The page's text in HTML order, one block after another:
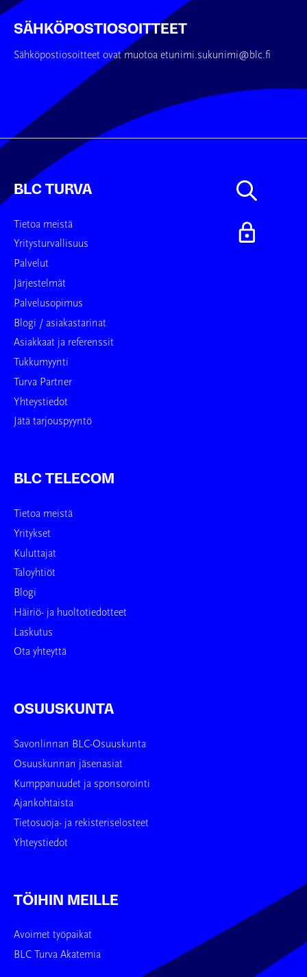
SÄHKÖPOSTIOSOITTEET
Sähköpostiosoitteet ovat muotoa etunimi.sukunimi@blc.fi
BLC TURVA
Tietoa meistä
Yritysturvallisuus
Palvelut
Järjestelmät
Palvelusopimus
Blogi / asiakastarinat
Asiakkaat ja referenssit
Tukkumyynti
Turva Partner
Yhteystiedot
Jätä tarjouspyyntö
BLC TELECOM
Tietoa meistä
Yritykset
Kuluttajat
Taloyhtiöt
Blogi
Häiriö- ja huoltotiedotteet
Laskutus
Ota yhteyttä
OSUUSKUNTA
Savonlinnan BLC-Osuuskunta
Osuuskunnan jäsenasiat
Kumppanuudet ja sponsorointi
Ajankohtaista
Tietosuoja- ja rekisteriselosteet
Yhteystiedot
TÖIHIN MEILLE
Avoimet työpaikat
BLC Turva Akatemia